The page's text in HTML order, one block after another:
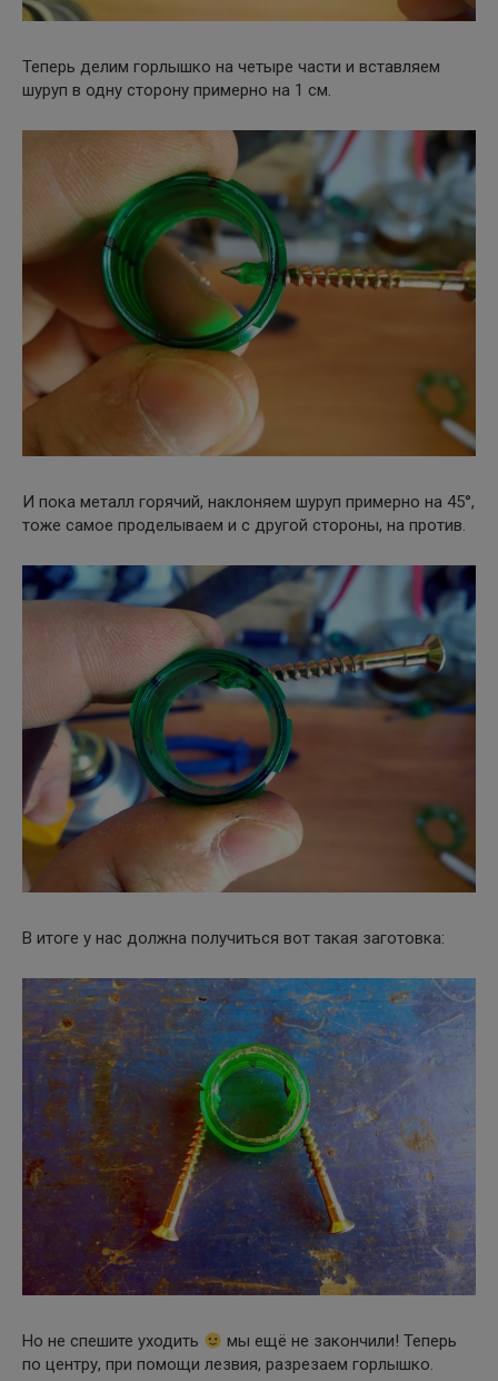
Теперь делим горлышко на четыре части и вставляем
шуруп в одну сторону примерно на 1 см.
И пока металл горячий, наклоняем шуруп примерно на 45°,
тоже самое проделываем и с другой стороны, на против.
В итоге у нас должна получиться вот такая заготовка:
Но не спешите уходить
мы ещё не закончили! Теперь
по центру, при помощи лезвия, разрезаем горлышко.